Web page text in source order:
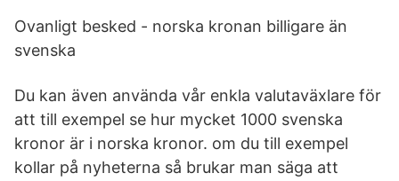
Ovanligt besked - norska kronan billigare än
svenska
Du kan även använda vår enkla valutaväxlare för
att till exempel se hur mycket 1000 svenska
kronor är i norska kronor. om du till exempel
kollar på nyheterna så brukar man säga att